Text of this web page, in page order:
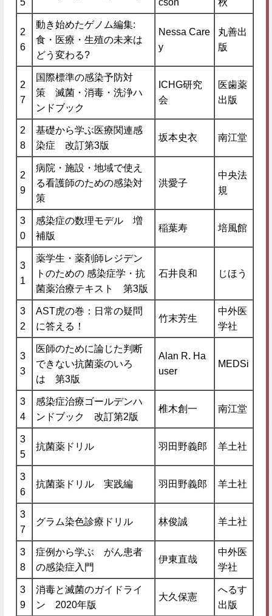
2
6
動き始めたゲノム編集:
食・医療・生殖の未来は
どう変わる?
Nessa Care
y
丸善出
版
2
7
国際標準の感染予防対
策 滅菌・消毒・洗浄ハ
ンドブック
ICHG研究
会
医歯薬
出版
2
8
基礎から学ぶ医療関連感
染症 改訂第3版
坂本史衣 南江堂
2
9
病院・施設・地域で使え
る看護師のための感染対
策
洪愛子
中央法
規
3
0
感染症の数理モデル 増
補版
稲葉寿 培風館
3
1
薬学生・薬剤師レジデン
トのための 感染症学・抗
菌薬治療テキスト 第3版
石井良和 じほう
3
2
AST虎の巻：日常の疑問
に答える！
竹末芳生
中外医
学社
3
3
医師のために論じた判断
できない抗菌薬のいろ
は 第3版
Alan R. Ha
user
MEDSi
3
4
感染症治療ゴールデンハ
ンドブック 改訂第2版
椎木創一 南江堂
3
5
抗菌薬ドリル 羽田野義郎 羊土社
3
6
抗菌薬ドリル 実践編 羽田野義郎 羊土社
3
7
グラム染色診療ドリル 林俊誠 羊土社
3
8
症例から学ぶ がん患者
の感染症入門
伊東直哉
中外医
学社
3
9
消毒と滅菌のガイドライ
ン 2020年版
大久保憲
へるす
出版